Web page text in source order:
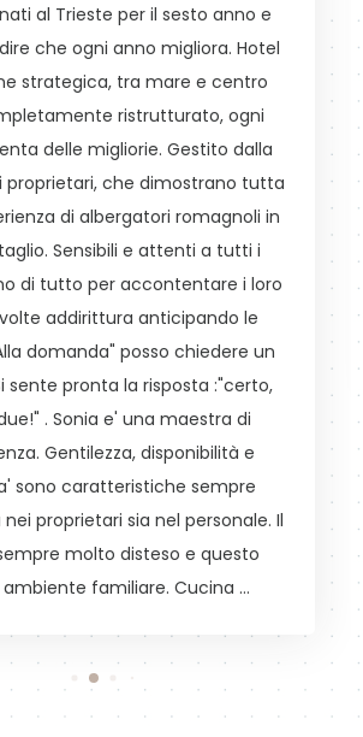
al Trieste per il sesto anno e
che ogni anno migliora. Hotel
strategica, tra mare e centro
ristrutturato, ogni
delle migliorie. Gestito dalla
proprietari, che dimostrano tutta
di albergatori romagnoli in
Sensibili e attenti a tutti i
di tutto per accontentare i loro
addirittura anticipando le
domanda" posso chiedere un
sente pronta la risposta :"certo,
. Sonia e' una maestra di
Gentilezza, disponibilità e
sono caratteristiche sempre
proprietari sia nel personale. Il
molto disteso e questo
familiare. Cucina …